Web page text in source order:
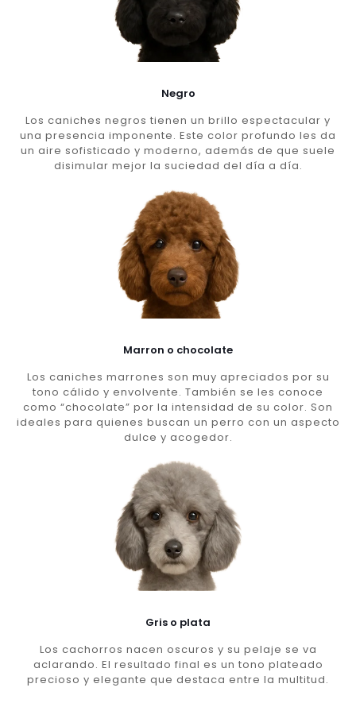
Negro
Los caniches negros tienen un brillo espectacular y
una presencia imponente. Este color profundo les da
un aire sofisticado y moderno, además de que suele
disimular mejor la suciedad del día a día.
Marron o chocolate
Los caniches marrones son muy apreciados por su
tono cálido y envolvente. También se les conoce
como “chocolate” por la intensidad de su color. Son
ideales para quienes buscan un perro con un aspecto
dulce y acogedor.
Gris o plata
Los cachorros nacen oscuros y su pelaje se va
aclarando. El resultado final es un tono plateado
precioso y elegante que destaca entre la multitud.